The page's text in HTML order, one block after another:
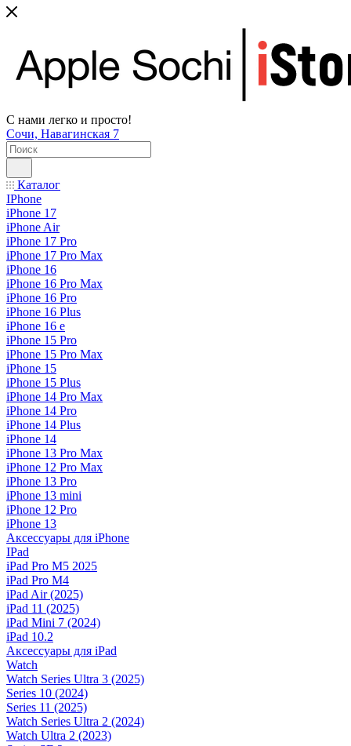
С нами легко и просто!
Сочи, Навагинская 7
Каталог
IPhone
iPhone 17
iPhone Air
iPhone 17 Pro
iPhone 17 Pro Max
iPhone 16
iPhone 16 Pro Max
iPhone 16 Pro
iPhone 16 Plus
iPhone 16 e
iPhone 15 Pro
iPhone 15 Pro Max
iPhone 15
iPhone 15 Plus
iPhone 14 Pro Max
iPhone 14 Pro
iPhone 14 Plus
iPhone 14
iPhone 13 Pro Max
iPhone 12 Pro Max
iPhone 13 Pro
iPhone 13 mini
iPhone 12 Pro
iPhone 13
Аксессуары для iPhone
IPad
iPad Pro M5 2025
iPad Pro M4
iPad Air (2025)
iPad 11 (2025)
iPad Mini 7 (2024)
iPad 10.2
Аксессуары для iPad
Watch
Watch Series Ultra 3 (2025)
Series 10 (2024)
Series 11 (2025)
Watch Series Ultra 2 (2024)
Watch Ultra 2 (2023)